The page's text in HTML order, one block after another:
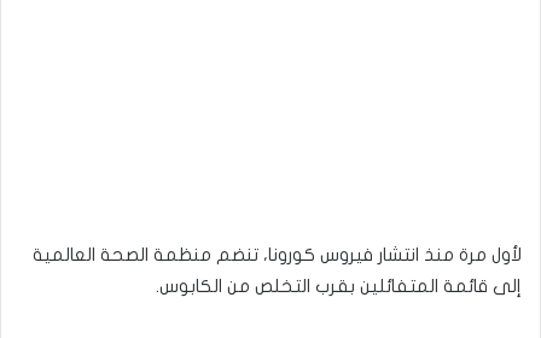
لأول مرة منذ انتشار فيروس كورونا، تنضم منظمة الصحة العالمية
إلى قائمة المتفائلين بقرب التخلص من الكابوس.